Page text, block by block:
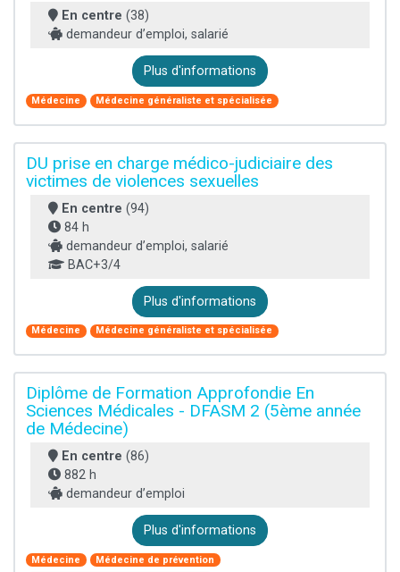
En centre (38)
demandeur d’emploi, salarié
Plus d'informations
Médecine Médecine généraliste et spécialisée
DU prise en charge médico-judiciaire des
victimes de violences sexuelles
En centre (94)
84 h
demandeur d’emploi, salarié
BAC+3/4
Plus d'informations
Médecine Médecine généraliste et spécialisée
Diplôme de Formation Approfondie En
Sciences Médicales - DFASM 2 (5ème année
de Médecine)
En centre (86)
882 h
demandeur d’emploi
Plus d'informations
Médecine
Médecine de prévention